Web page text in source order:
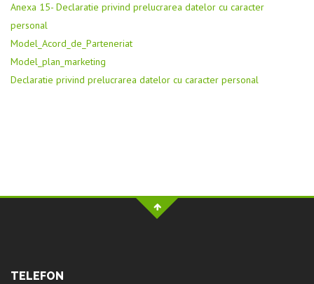
Anexa 15- Declaratie privind prelucrarea datelor cu caracter
personal
Model_Acord_de_Parteneriat
Model_plan_marketing
Declaratie privind prelucrarea datelor cu caracter personal
TELEFON